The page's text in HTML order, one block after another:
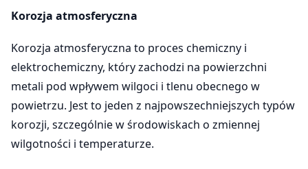
Korozja atmosferyczna
Korozja atmosferyczna to proces chemiczny i
elektrochemiczny, który zachodzi na powierzchni
metali pod wpływem wilgoci i tlenu obecnego w
powietrzu. Jest to jeden z najpowszechniejszych typów
korozji, szczególnie w środowiskach o zmiennej
wilgotności i temperaturze.